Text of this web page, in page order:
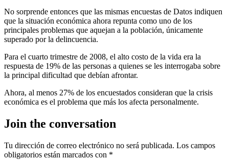
No sorprende entonces que las mismas encuestas de Datos indiquen
que la situación económica ahora repunta como uno de los
principales problemas que aquejan a la población, únicamente
superado por la delincuencia.
Para el cuarto trimestre de 2008, el alto costo de la vida era la
respuesta de 19% de las personas a quienes se les interrogaba sobre
la principal dificultad que debían afrontar.
Ahora, al menos 27% de los encuestados consideran que la crisis
económica es el problema que más los afecta personalmente.
Join the conversation
Tu dirección de correo electrónico no será publicada. Los campos
obligatorios están marcados con *